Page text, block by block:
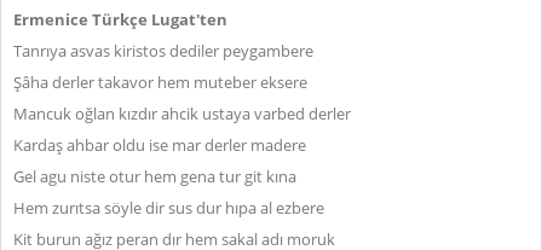
Ermenice Türkçe Lugat'ten
Tanrıya asvas kiristos dediler peygambere
Şâha derler takavor hem muteber eksere
Mancuk oğlan kızdır ahcik ustaya varbed derler
Kardaş ahbar oldu ise mar derler madere
Gel agu niste otur hem gena tur git kına
Hem zurıtsa söyle dir sus dur hıpa al ezbere
Kit burun ağız peran dır hem sakal adı moruk